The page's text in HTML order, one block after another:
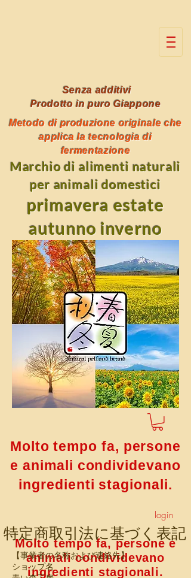
Senza additivi
Prodotto in puro Giappone
Metodo di produzione originale che
applica la tecnologia di
fermentazione
Marchio di alimenti naturali
per animali domestici
primavera estate
autunno inverno
Molto tempo fa, persone
e animali condividevano
ingredienti stagionali.
login
Molto tempo fa, persone e
animali condividevano
ingredienti stagionali.
特定商取引法に基づく表記
【事業者の名称および連絡先】
ショップ名